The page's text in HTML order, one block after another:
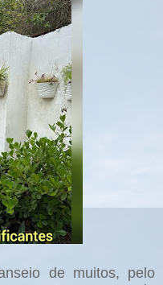
de muitos, pelo